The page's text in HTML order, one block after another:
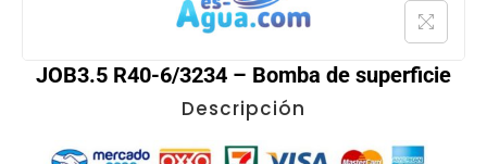
JOB3.5 R40-6/3234 – Bomba de superficie
Descripción